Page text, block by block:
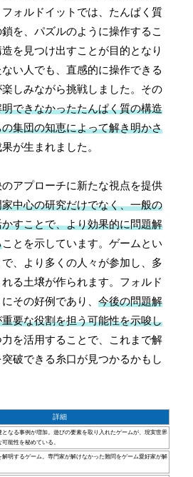
ォルドイットでは、たんぱく質
を、パズルのように操作するこ
を見つけ出すことが目的となり
い人でも、直感的に操作できる
しみながら挑戦しました。その
できなかったたんぱく質の構造
集団の知恵によって解き明かさ
が生まれました。
アプローチに新たな視点を提供
中心の研究だけでなく、一般の
すことで、より効果的に問題解
ことを示しています。ゲームとい
、より多くの人々が参加し、多
る土壌が作られます。フォルド
その好例であり、今後の問題解
要な役割を担う可能性を示唆し
を活用することで、これまで解
破できる糸口が見つかるかもし
詳細
となる事例が増加。遊びの要素を取り入れたゲームが、現実世界
能性を秘めている。
解明するゲーム。専門家が解けなかった難問をゲーム愛好家が解